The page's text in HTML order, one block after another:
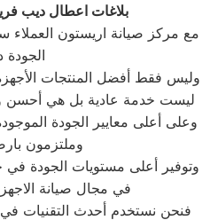
بلاغات اعطال ديب
مع مركز صيانة اريستون
الجودة
وليس فقط أفضل المنتجات الأجهزة
ليست خدمة عادية بل هي أحسن
وعلى أعلى معايير الجودة
وملتزمون
وتوفير أعلى مستويات الجودة
في مجال صيانة الاجهزة
فنحن نستخدم أحدث التقنيات